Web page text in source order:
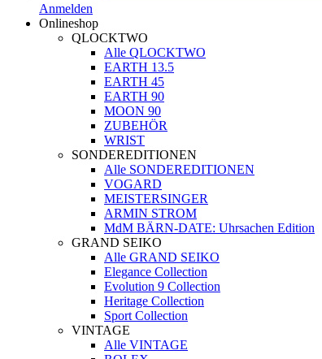
Anmelden
Onlineshop
QLOCKTWO
Alle QLOCKTWO
EARTH 13.5
EARTH 45
EARTH 90
MOON 90
ZUBEHÖR
WRIST
SONDEREDITIONEN
Alle SONDEREDITIONEN
VOGARD
MEISTERSINGER
ARMIN STROM
MdM BÄRN-DATE: Uhrsachen Edition
GRAND SEIKO
Alle GRAND SEIKO
Elegance Collection
Evolution 9 Collection
Heritage Collection
Sport Collection
VINTAGE
Alle VINTAGE